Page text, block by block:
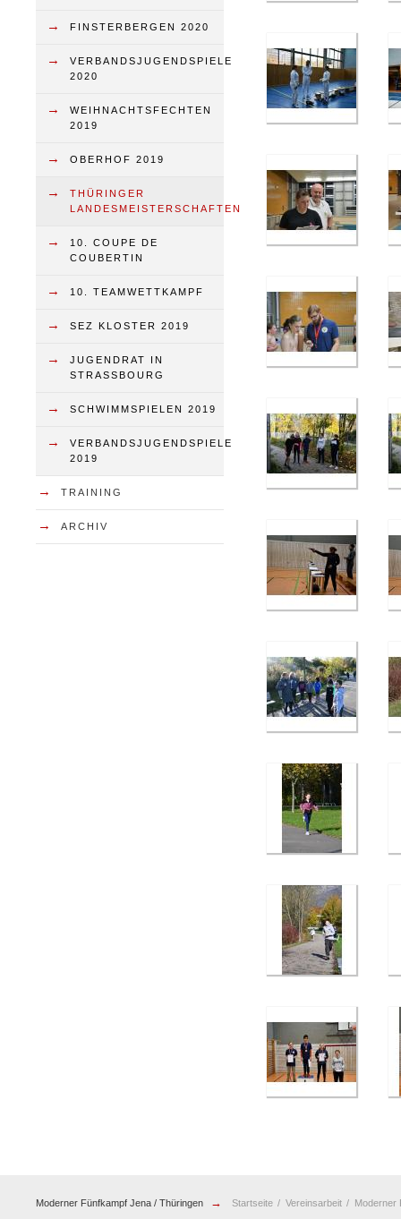
→ FINSTERBERGEN 2020
→
VERBANDSJUGENDSPIELE
2020
→
WEIHNACHTSFECHTEN
2019
→ OBERHOF 2019
→
THÜRINGER
LANDESMEISTERSCHAFTEN
→
10. COUPE DE
COUBERTIN
→ 10. TEAMWETTKAMPF
→ SEZ KLOSTER 2019
→
JUGENDRAT IN
STRASSBOURG
→ SCHWIMMSPIELEN 2019
→
VERBANDSJUGENDSPIELE
2019
→ TRAINING
→ ARCHIV
Moderner Fünfkampf Jena / Thüringen → Startseite Vereinsarbeit Moderner